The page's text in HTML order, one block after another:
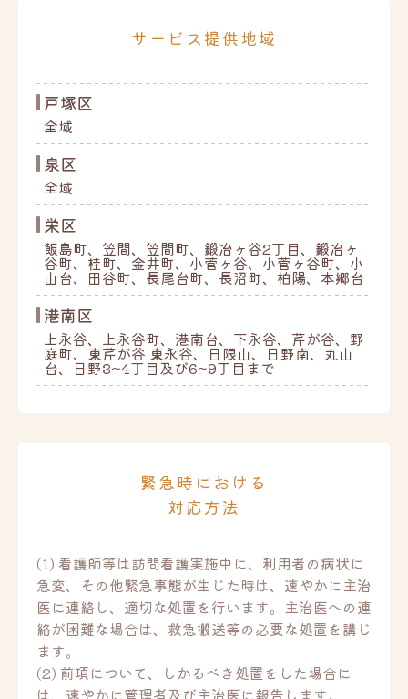
サービス提供地域
戸塚区
全域
泉区
全域
栄区
飯島町、笠間、笠間町、鍛冶ヶ谷2丁目、鍛冶ヶ
谷町、桂町、金井町、小菅ヶ谷、小菅ヶ谷町、小
山台、田谷町、長尾台町、長沼町、柏陽、本郷台
港南区
上永谷、上永谷町、港南台、下永谷、芹が谷、野
庭町、東芹が谷 東永谷、日限山、日野南、丸山
台、日野3~4丁目及び6~9丁目まで
緊急時における
対応方法
(1) 看護師等は訪問看護実施中に、利用者の病状に
急変、その他緊急事態が生じた時は、速やかに主治
医に連絡し、適切な処置を行います。主治医への連
絡が困難な場合は、救急搬送等の必要な処置を講じ
ます。
(2) 前項について、しかるべき処置をした場合に
は、速やかに管理者及び主治医に報告します。